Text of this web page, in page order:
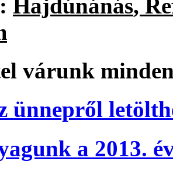
: Hajdúnánás,
várunk
ünnepről
a 2013.